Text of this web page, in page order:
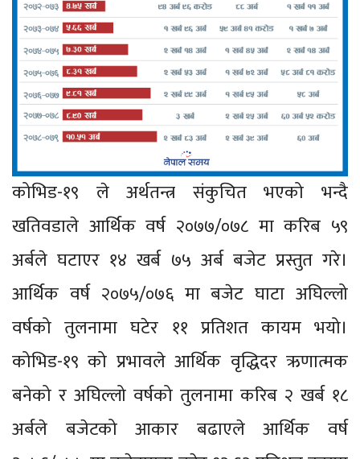
कोभिड-१९ ले अर्थतन्त्र संकुचित भएको भन्दै
खतिवडाले आर्थिक वर्ष २०७७/०७८ मा करिब ५९
अर्बले घटाएर १४ खर्ब ७५ अर्ब बजेट प्रस्तुत गरे।
आर्थिक वर्ष २०७५/०७६ मा बजेट घाटा अघिल्लो
वर्षको तुलनामा घटेर ११ प्रतिशत कायम भयो।
कोभिड-१९ को प्रभावले आर्थिक वृद्धिदर ऋणात्मक
बनेको र अघिल्लो वर्षको तुलनामा करिब २ खर्ब १८
अर्बले बजेटको आकार बढाएले आर्थिक वर्ष